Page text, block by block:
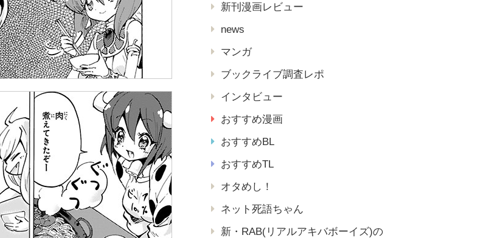
新刊漫画レビュー
news
マンガ
ブックライブ調査レポ
インタビュー
おすすめ漫画
おすすめBL
おすすめTL
オタめし！
ネット死語ちゃん
新・RAB(リアルアキバボーイズ)の